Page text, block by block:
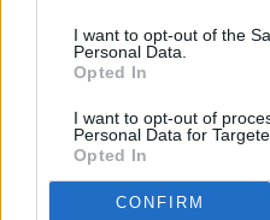
I want to opt-out of the
Personal Data.
Opted In
I want to opt-out of
Personal Data for
Opted In
CONFIRM